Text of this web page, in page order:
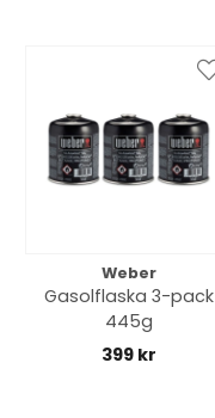
Weber
Gasolflaska 3-pack
445g
399 kr